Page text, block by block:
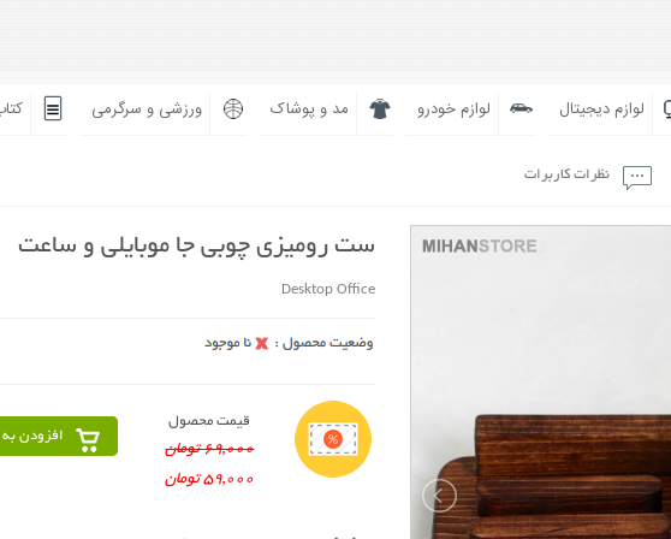
لوازم دیجیتال لوازم خودرو مد و پوشاک ورزشی و سرگرمی
نظرات کاربرات
ست رومیزی چوبی جا موبایلی و ساعت
Desktop Office
قیمت محصول
69,000 تومان
59,000 تومان
افزودن